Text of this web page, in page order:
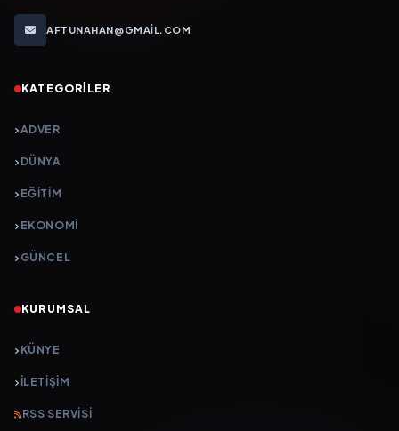
AFTUNAHAN@GMAIL.COM
KATEGORILER
ADVER
DÜNYA
EĞİTİM
EKONOMİ
GÜNCEL
KURUMSAL
KÜNYE
İLETIŞIM
RSS SERVISI